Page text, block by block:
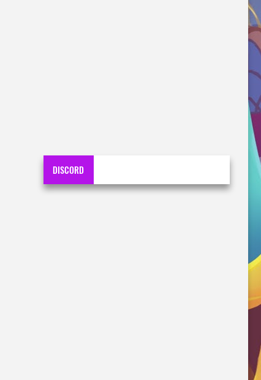
DISCORD